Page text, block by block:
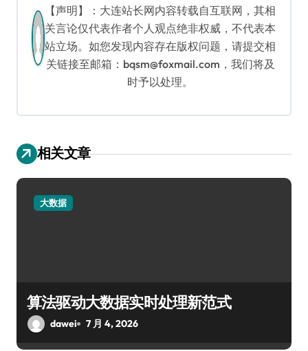
【声明】：大连站长网内容转载自互联网，其相
关言论仅代表作者个人观点绝非权威，不代表本
站立场。如您发现内容存在版权问题，请提交相
关链接至邮箱：bqsm@foxmail.com，我们将及
时予以处理。
相关文章
大数据
算法驱动大数据实时处理新范式
dawei 7 月 4, 2026